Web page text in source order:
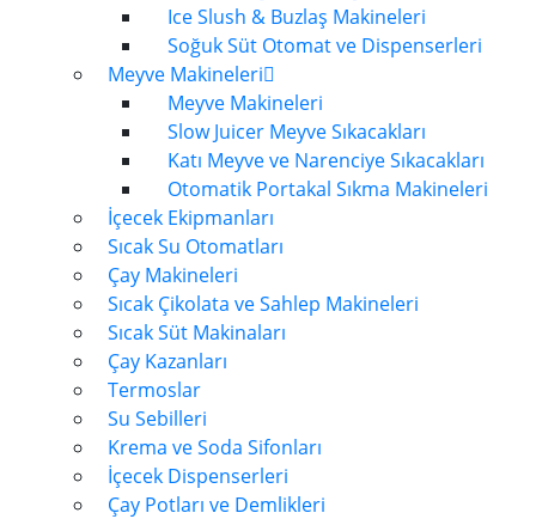
Ice Slush & Buzlaş Makineleri
Soğuk Süt Otomat ve Dispenserleri
Meyve Makineleri
Meyve Makineleri
Slow Juicer Meyve Sıkacakları
Katı Meyve ve Narenciye Sıkacakları
Otomatik Portakal Sıkma Makineleri
İçecek Ekipmanları
Sıcak Su Otomatları
Çay Makineleri
Sıcak Çikolata ve Sahlep Makineleri
Sıcak Süt Makinaları
Çay Kazanları
Termoslar
Su Sebilleri
Krema ve Soda Sifonları
İçecek Dispenserleri
Çay Potları ve Demlikleri